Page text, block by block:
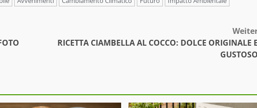
RICETTA CIAMBELLA AL COCCO: DOLCE ORIGINALE